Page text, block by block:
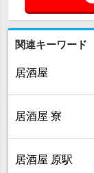
関連キーワード
居酒屋
居酒屋 寮
居酒屋 原駅